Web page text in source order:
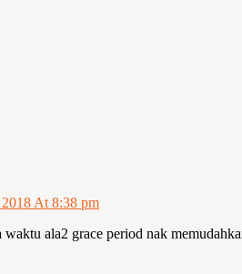
At 8:38 pm
waktu ala2 grace period nak